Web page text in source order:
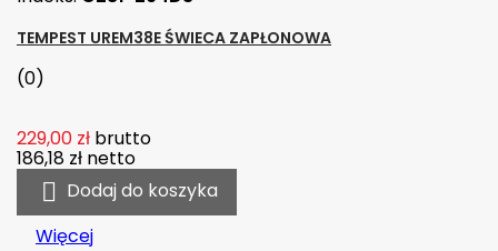
TEMPEST UREM38E ŚWIECA ZAPŁONOWA
(0)
229,00 zł brutto
186,18 zł netto
 Dodaj do koszyka
Więcej